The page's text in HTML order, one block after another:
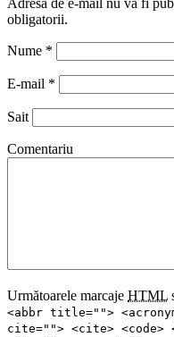
Adresa de e-mail nu va fi
obligatorii.
Nume *
E-mail *
Sait
Comentariu
Următoarele marcaje HTML
<abbr title="">
cite=""> <cite> <code>